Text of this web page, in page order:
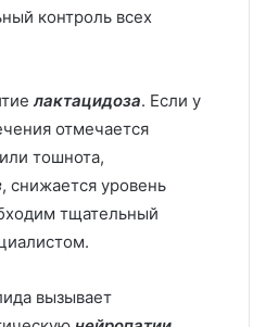
контроль всех
лактацидоза. Если у
отмечается
тошнота,
, снижается уровень
тщательный
вызывает